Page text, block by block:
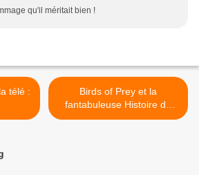
qu'il méritait bien !
Birds of Prey et la
fantabuleuse Histoire de
Harley Quinn (2020) de